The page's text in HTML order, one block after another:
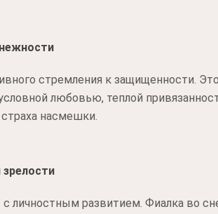
стремления к защищенности.
любовью, теплой
насмешки.
личностным развитием. Фиалка во